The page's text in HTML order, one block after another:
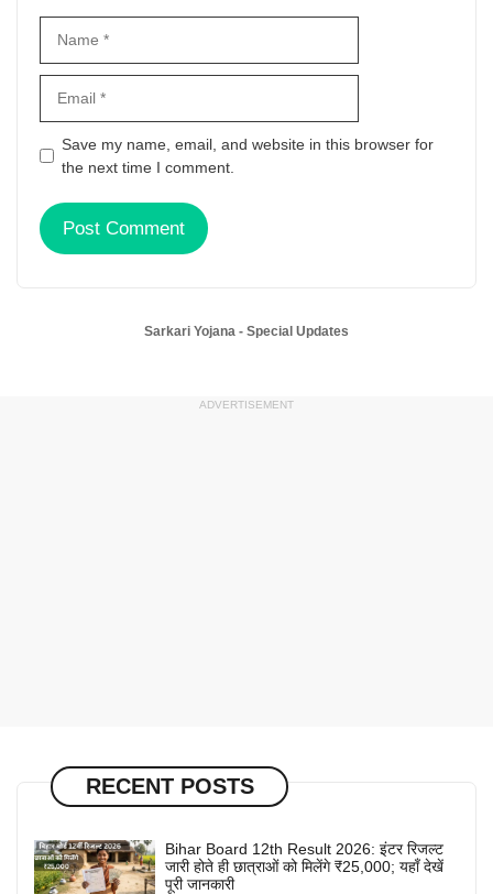
Save my name, email, and website in this browser for
the next time I comment.
Website
Sarkari Yojana - Special Updates
ADVERTISEMENT
RECENT POSTS
Bihar Board 12th Result 2026: इंटर रिजल्ट
जारी होते ही छात्राओं को मिलेंगे ₹25,000; यहाँ देखें
पूरी जानकारी